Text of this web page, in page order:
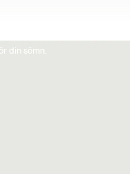
din sömn.